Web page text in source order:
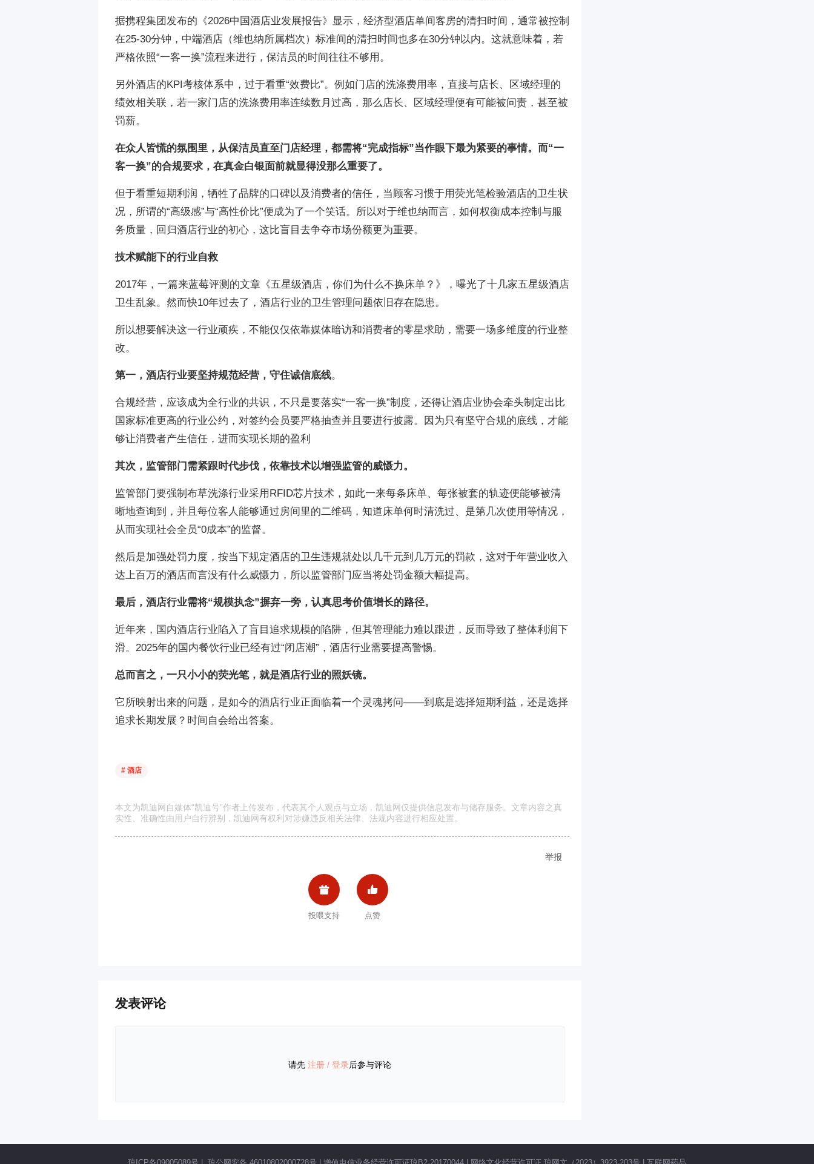
据携程集团发布的《2026中国酒店业发展报告》显示，经济型酒店单间客房的清扫时间，通常被控制
在25-30分钟，中端酒店（维也纳所属档次）标准间的清扫时间也多在30分钟以内。这就意味着，若
严格依照“一客一换”流程来进行，保洁员的时间往往不够用。
另外酒店的KPI考核体系中，过于看重“效费比”。例如门店的洗涤费用率，直接与店长、区域经理的
绩效相关联，若一家门店的洗涤费用率连续数月过高，那么店长、区域经理便有可能被问责，甚至被
罚薪。
在众人皆慌的氛围里，从保洁员直至门店经理，都需将“完成指标”当作眼下最为紧要的事情。而“一
客一换”的合规要求，在真金白银面前就显得没那么重要了。
但于看重短期利润，牺牲了品牌的口碑以及消费者的信任，当顾客习惯于用荧光笔检验酒店的卫生状
况，所谓的“高级感”与“高性价比”便成为了一个笑话。所以对于维也纳而言，如何权衡成本控制与服
务质量，回归酒店行业的初心，这比盲目去争夺市场份额更为重要。
技术赋能下的行业自救
2017年，一篇来蓝莓评测的文章《五星级酒店，你们为什么不换床单？》，曝光了十几家五星级酒店
卫生乱象。然而快10年过去了，酒店行业的卫生管理问题依旧存在隐患。
所以想要解决这一行业顽疾，不能仅仅依靠媒体暗访和消费者的零星求助，需要一场多维度的行业整
改。
第一，酒店行业要坚持规范经营，守住诚信底线。
合规经营，应该成为全行业的共识，不只是要落实“一客一换”制度，还得让酒店业协会牵头制定出比
国家标准更高的行业公约，对签约会员要严格抽查并且要进行披露。因为只有坚守合规的底线，才能
够让消费者产生信任，进而实现长期的盈利
其次，监管部门需紧跟时代步伐，依靠技术以增强监管的威慑力。
监管部门要强制布草洗涤行业采用RFID芯片技术，如此一来每条床单、每张被套的轨迹便能够被清
晰地查询到，并且每位客人能够通过房间里的二维码，知道床单何时清洗过、是第几次使用等情况，
从而实现社会全员“0成本”的监督。
然后是加强处罚力度，按当下规定酒店的卫生违规就处以几千元到几万元的罚款，这对于年营业收入
达上百万的酒店而言没有什么威慑力，所以监管部门应当将处罚金额大幅提高。
最后，酒店行业需将“规模执念”摒弃一旁，认真思考价值增长的路径。
近年来，国内酒店行业陷入了盲目追求规模的陷阱，但其管理能力难以跟进，反而导致了整体利润下
滑。2025年的国内餐饮行业已经有过“闭店潮”，酒店行业需要提高警惕。
总而言之，一只小小的荧光笔，就是酒店行业的照妖镜。
它所映射出来的问题，是如今的酒店行业正面临着一个灵魂拷问——到底是选择短期利益，还是选择
追求长期发展？时间自会给出答案。
# 酒店
本文为凯迪网自媒体“凯迪号”作者上传发布，代表其个人观点与立场，凯迪网仅提供信息发布与储存服务。文章内容之真
实性、准确性由用户自行辨别，凯迪网有权利对涉嫌违反相关法律、法规内容进行相应处置。
举报

投喂支持

点赞
发表评论
请先 注册 / 登录后参与评论